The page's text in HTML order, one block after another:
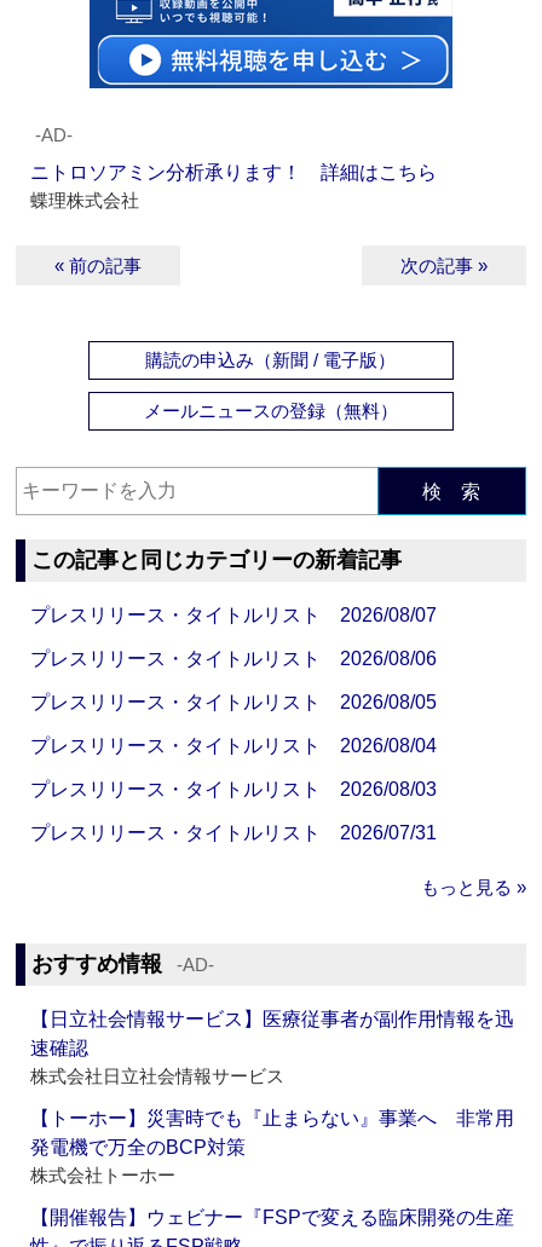
‐AD‐
ニトロソアミン分析承ります！ 詳細はこちら
蝶理株式会社
« 前の記事 次の記事 »
購読の申込み（新聞 / 電子版）
メールニュースの登録（無料）
検 索
この記事と同じカテゴリーの新着記事
プレスリリース・タイトルリスト 2026/08/07
プレスリリース・タイトルリスト 2026/08/06
プレスリリース・タイトルリスト 2026/08/05
プレスリリース・タイトルリスト 2026/08/04
プレスリリース・タイトルリスト 2026/08/03
プレスリリース・タイトルリスト 2026/07/31
もっと見る »
おすすめ情報 ‐AD‐
【日立社会情報サービス】医療従事者が副作用情報を迅
速確認
株式会社日立社会情報サービス
【トーホー】災害時でも『止まらない』事業へ 非常用
発電機で万全のBCP対策
株式会社トーホー
【開催報告】ウェビナー『FSPで変える臨床開発の生産